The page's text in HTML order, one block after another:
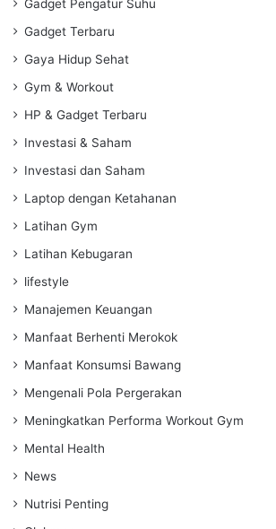
Gadget Pengatur Suhu
Gadget Terbaru
Gaya Hidup Sehat
Gym & Workout
HP & Gadget Terbaru
Investasi & Saham
Investasi dan Saham
Laptop dengan Ketahanan
Latihan Gym
Latihan Kebugaran
lifestyle
Manajemen Keuangan
Manfaat Berhenti Merokok
Manfaat Konsumsi Bawang
Mengenali Pola Pergerakan
Meningkatkan Performa Workout Gym
Mental Health
News
Nutrisi Penting